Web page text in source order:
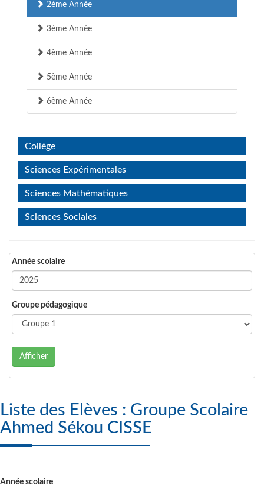
2ème Année
3ème Année
4ème Année
5ème Année
6ème Année
Collège
Sciences Expérimentales
Sciences Mathématiques
Sciences Sociales
Année scolaire
Groupe pédagogique
Afficher
Liste des Elèves : Groupe Scolaire
Ahmed Sékou CISSE
Année scolaire